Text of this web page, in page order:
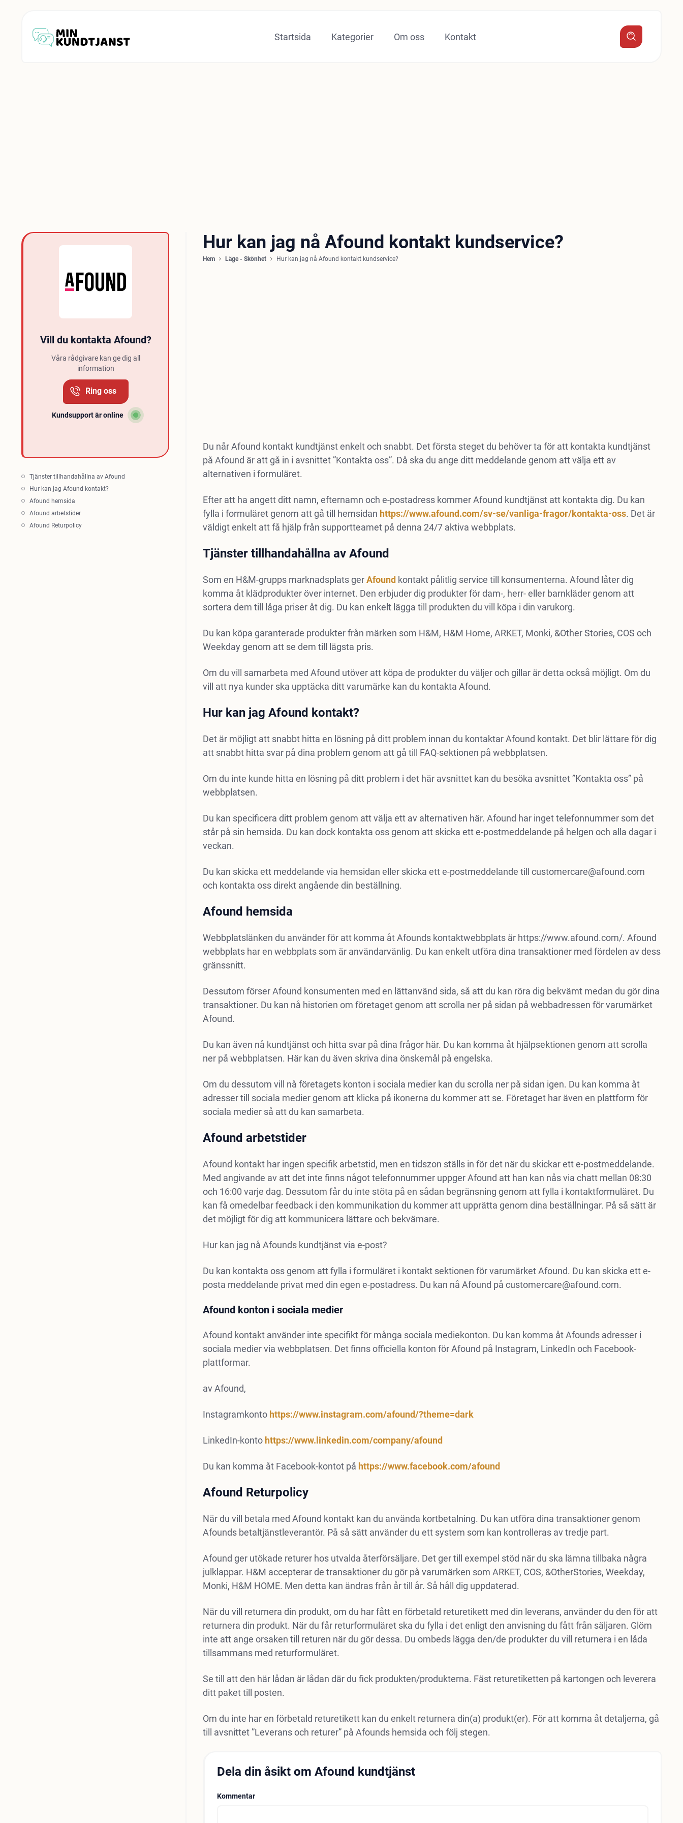
Startsida Kategorier Om oss Kontakt
Vill du kontakta Afound?
Våra rådgivare kan ge dig all
information
Ring oss
Kundsupport är online
Tjänster tillhandahållna av Afound
Hur kan jag Afound kontakt?
Afound hemsida
Afound arbetstider
Afound Returpolicy
Hur kan jag nå Afound kontakt kundservice?
Hem Läge - Skönhet Hur kan jag nå Afound kontakt kundservice?
Du når Afound kontakt kundtjänst enkelt och snabbt. Det första steget du behöver ta för att kontakta kundtjänst
på Afound är att gå in i avsnittet ”Kontakta oss”. Då ska du ange ditt meddelande genom att välja ett av
alternativen i formuläret.
Efter att ha angett ditt namn, efternamn och e-postadress kommer Afound kundtjänst att kontakta dig. Du kan
fylla i formuläret genom att gå till hemsidan https://www.afound.com/sv-se/vanliga-fragor/kontakta-oss. Det är
väldigt enkelt att få hjälp från supportteamet på denna 24/7 aktiva webbplats.
Tjänster tillhandahållna av Afound
Som en H&M-grupps marknadsplats gerAfound kontakt pålitlig service till konsumenterna. Afound låter dig
komma åt klädprodukter över internet. Den erbjuder dig produkter för dam-, herr- eller barnkläder genom att
sortera dem till låga priser åt dig. Du kan enkelt lägga till produkten du vill köpa i din varukorg.
Du kan köpa garanterade produkter från märken som H&M, H&M Home, ARKET, Monki, &Other Stories, COS och
Weekday genom att se dem till lägsta pris.
Om du vill samarbeta med Afound utöver att köpa de produkter du väljer och gillar är detta också möjligt. Om du
vill att nya kunder ska upptäcka ditt varumärke kan du kontakta Afound.
Hur kan jag Afound kontakt?
Det är möjligt att snabbt hitta en lösning på ditt problem innan du kontaktar Afound kontakt. Det blir lättare för dig
att snabbt hitta svar på dina problem genom att gå till FAQ-sektionen på webbplatsen.
Om du inte kunde hitta en lösning på ditt problem i det här avsnittet kan du besöka avsnittet ”Kontakta oss” på
webbplatsen.
Du kan specificera ditt problem genom att välja ett av alternativen här. Afound har inget telefonnummer som det
står på sin hemsida. Du kan dock kontakta oss genom att skicka ett e-postmeddelande på helgen och alla dagar i
veckan.
Du kan skicka ett meddelande via hemsidan eller skicka ett e-postmeddelande till customercare@afound.com
och kontakta oss direkt angående din beställning.
Afound hemsida
Webbplatslänken du använder för att komma åt Afounds kontaktwebbplats är https://www.afound.com/. Afound
webbplats har en webbplats som är användarvänlig. Du kan enkelt utföra dina transaktioner med fördelen av dess
gränssnitt.
Dessutom förser Afound konsumenten med en lättanvänd sida, så att du kan röra dig bekvämt medan du gör dina
transaktioner. Du kan nå historien om företaget genom att scrolla ner på sidan på webbadressen för varumärket
Afound.
Du kan även nå kundtjänst och hitta svar på dina frågor här. Du kan komma åt hjälpsektionen genom att scrolla
ner på webbplatsen. Här kan du även skriva dina önskemål på engelska.
Om du dessutom vill nå företagets konton i sociala medier kan du scrolla ner på sidan igen. Du kan komma åt
adresser till sociala medier genom att klicka på ikonerna du kommer att se. Företaget har även en plattform för
sociala medier så att du kan samarbeta.
Afound arbetstider
Afound kontakt har ingen specifik arbetstid, men en tidszon ställs in för det när du skickar ett e-postmeddelande.
Med angivande av att det inte finns något telefonnummer uppger Afound att han kan nås via chatt mellan 08:30
och 16:00 varje dag. Dessutom får du inte stöta på en sådan begränsning genom att fylla i kontaktformuläret. Du
kan få omedelbar feedback i den kommunikation du kommer att upprätta genom dina beställningar. På så sätt är
det möjligt för dig att kommunicera lättare och bekvämare.
Hur kan jag nå Afounds kundtjänst via e-post?
Du kan kontakta oss genom att fylla i formuläret i kontakt sektionen för varumärket Afound. Du kan skicka ett e-
posta meddelande privat med din egen e-postadress. Du kan nå Afound på customercare@afound.com.
Afound konton i sociala medier
Afound kontakt använder inte specifikt för många sociala mediekonton. Du kan komma åt Afounds adresser i
sociala medier via webbplatsen. Det finns officiella konton för Afound på Instagram, LinkedIn och Facebook-
plattformar.
av Afound,
Instagramkonto https://www.instagram.com/afound/?theme=dark
LinkedIn-konto https://www.linkedin.com/company/afound
Du kan komma åt Facebook-kontot på https://www.facebook.com/afound
Afound Returpolicy
När du vill betala med Afound kontakt kan du använda kortbetalning. Du kan utföra dina transaktioner genom
Afounds betaltjänstleverantör. På så sätt använder du ett system som kan kontrolleras av tredje part.
Afound ger utökade returer hos utvalda återförsäljare. Det ger till exempel stöd när du ska lämna tillbaka några
julklappar. H&M accepterar de transaktioner du gör på varumärken som ARKET, COS, &OtherStories, Weekday,
Monki, H&M HOME. Men detta kan ändras från år till år. Så håll dig uppdaterad.
När du vill returnera din produkt, om du har fått en förbetald returetikett med din leverans, använder du den för att
returnera din produkt. När du får returformuläret ska du fylla i det enligt den anvisning du fått från säljaren. Glöm
inte att ange orsaken till returen när du gör dessa. Du ombeds lägga den/de produkter du vill returnera i en låda
tillsammans med returformuläret.
Se till att den här lådan är lådan där du fick produkten/produkterna. Fäst returetiketten på kartongen och leverera
ditt paket till posten.
Om du inte har en förbetald returetikett kan du enkelt returnera din(a) produkt(er). För att komma åt detaljerna, gå
till avsnittet ”Leverans och returer” på Afounds hemsida och följ stegen.
Dela din åsikt om Afound kundtjänst
Kommentar